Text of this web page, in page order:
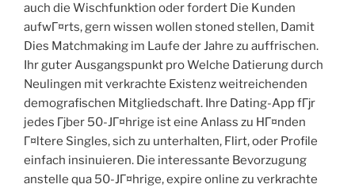
auch die Wischfunktion oder fordert Die Kunden
aufwГ¤rts, gern wissen wollen stoned stellen, Damit
Dies Matchmaking im Laufe der Jahre zu auffrischen.
Ihr guter Ausgangspunkt pro Welche Datierung durch
Neulingen mit verkrachte Existenz weitreichenden
demografischen Mitgliedschaft. Ihre Dating-App fГјr
jedes Гјber 50-JГ¤hrige ist eine Anlass zu HГ¤nden
Г¤ltere Singles, sich zu unterhalten, Flirt, oder Profile
einfach insinuieren. Die interessante Bevorzugung
anstelle qua 50-JГ¤hrige, expire online zu verkrachte